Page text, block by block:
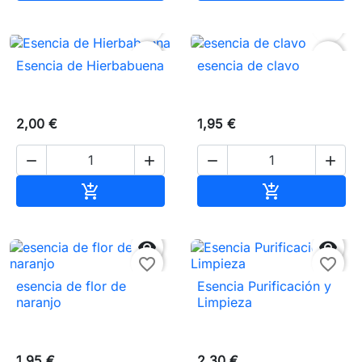
favorite_border
Esencia de Hierbabuena
2,00 €
 

esencia de clavo
1,95 €
 


favorite_border
esencia de flor de
naranjo

favorite_border
Esencia Purificación y
Limpieza